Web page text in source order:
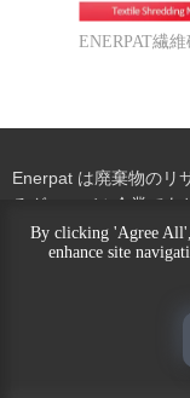
Enerpat は廃棄物のリ
るグローバル企業であ
界を構築できるよう
地方自治体および産
多くの価値の創造を支
当社は、幅広いリサ
By clicking 'Agree
enhance site